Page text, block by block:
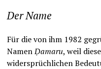
Der Name
Für die von ihm 1982
NamenḌamaru, weil
widersprüchlichen